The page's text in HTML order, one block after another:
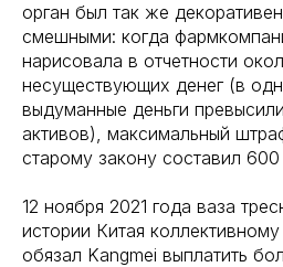
орган был так же
смешными: когда
нарисовала в отчетности
несуществующих денег (в
выдуманные деньги
активов), максимальный
старому закону составил
12 ноября 2021 года ваза
истории Китая
обязал Kangmei выплатить